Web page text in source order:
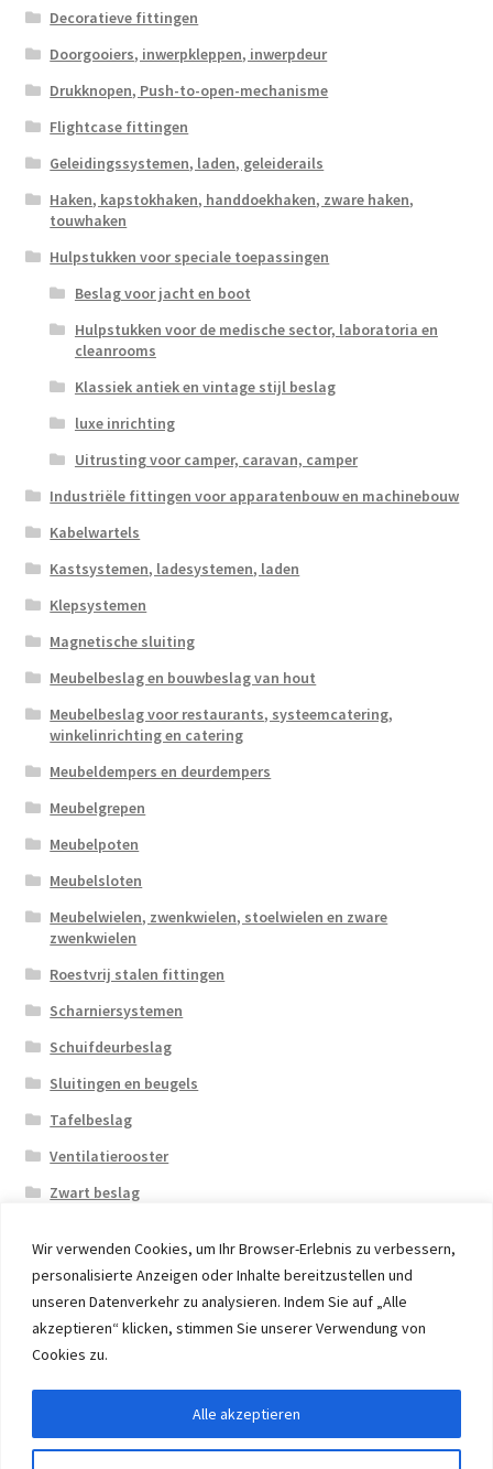
Wir verwenden Cookies, um Ihr Browser-Erlebnis zu verbessern,
personalisierte Anzeigen oder Inhalte bereitzustellen und
unseren Datenverkehr zu analysieren. Indem Sie auf „Alle
akzeptieren“ klicken, stimmen Sie unserer Verwendung von
Cookies zu.
Alle akzeptieren
Decoratieve fittingen
Doorgooiers, inwerpkleppen, inwerpdeur
Drukknopen, Push-to-open-mechanisme
Flightcase fittingen
Geleidingssystemen, laden, geleiderails
Haken, kapstokhaken, handdoekhaken, zware haken,
touwhaken
Hulpstukken voor speciale toepassingen
Beslag voor jacht en boot
Hulpstukken voor de medische sector, laboratoria en
cleanrooms
Klassiek antiek en vintage stijl beslag
luxe inrichting
Uitrusting voor camper, caravan, camper
Industriële fittingen voor apparatenbouw en machinebouw
Kabelwartels
Kastsystemen, ladesystemen, laden
Klepsystemen
Magnetische sluiting
Meubelbeslag en bouwbeslag van hout
Meubelbeslag voor restaurants, systeemcatering,
winkelinrichting en catering
Meubeldempers en deurdempers
Meubelgrepen
Meubelpoten
Meubelsloten
Meubelwielen, zwenkwielen, stoelwielen en zware
zwenkwielen
Roestvrij stalen fittingen
Scharniersystemen
Schuifdeurbeslag
Sluitingen en beugels
Tafelbeslag
Ventilatierooster
Zwart beslag
© 2026 Eruon Trade UG, Germany, member of the ERUON